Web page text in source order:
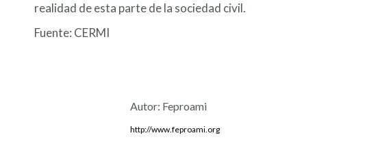
realidad de esta parte de la sociedad civil.
Fuente: CERMI
Autor: Feproami
http://www.feproami.org